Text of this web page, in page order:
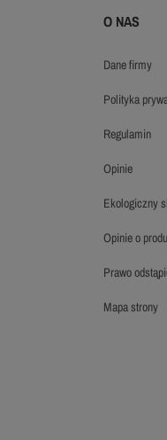
O NAS
dane firmy
polityka
regulamin
opinie
ekologiczny
opinie o
prawo
mapa strony